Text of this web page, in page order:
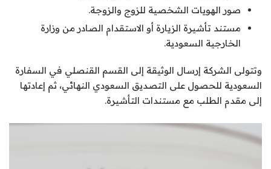
صور الهويات الشخصية للزوج والزوجة.
مستند تأشيرة الزيارة أو الاستقدام الصادر من وزارة
الخارجية السعودية.
وتتولى الشركة إرسال الوثيقة إلى القسم القنصلي في السفارة
السعودية للحصول على التصديق السعودي النهائي، ثم إعادتها
إلى مقدم الطلب مع مستندات التأشيرة.